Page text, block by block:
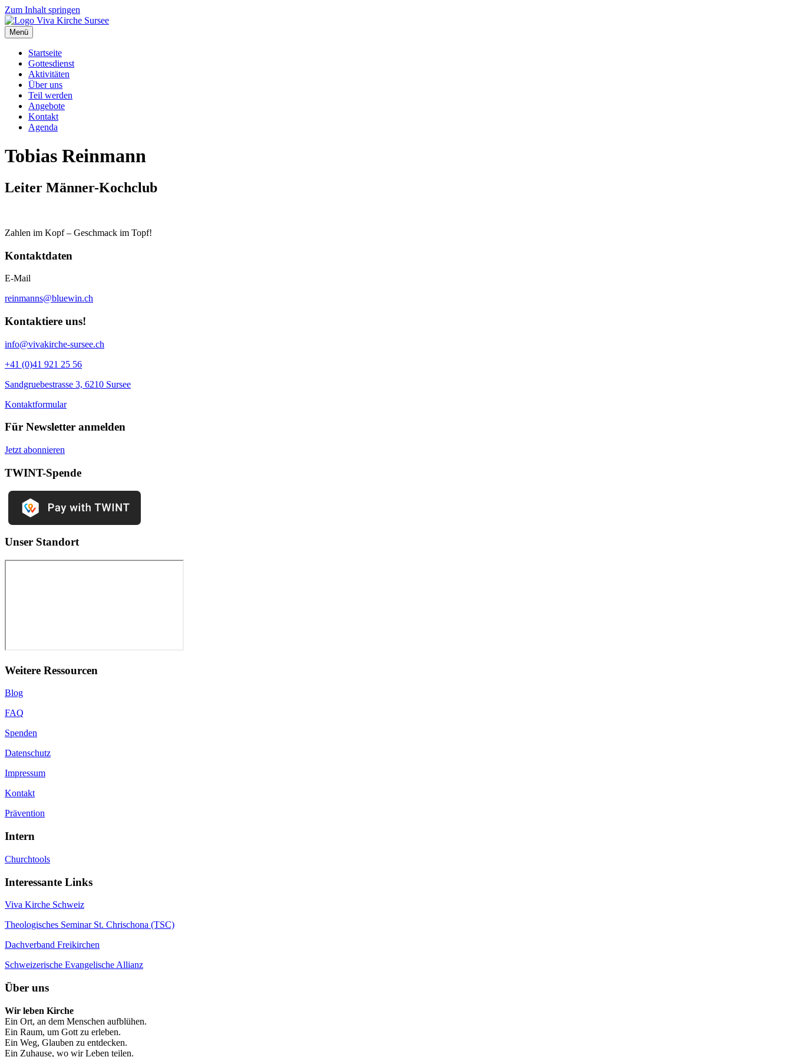
Zum Inhalt springen
Menü
Startseite
Gottesdienst
Aktivitäten
Über uns
Teil werden
Angebote
Kontakt
Agenda
Tobias Reinmann
Leiter Männer-Kochclub
Zahlen im Kopf – Geschmack im Topf!
Kontaktdaten
E-Mail
reinmanns@bluewin.ch
Kontaktiere uns!
info@vivakirche-sursee.ch
+41 (0)41 921 25 56
Sandgruebestrasse 3, 6210 Sursee
Kontaktformular
Für Newsletter anmelden
Jetzt abonnieren
TWINT-Spende
Unser Standort
Weitere Ressourcen
Blog
FAQ
Spenden
Datenschutz
Impressum
Kontakt
Prävention
Intern
Churchtools
Interessante Links
Viva Kirche Schweiz
Theologisches Seminar St. Chrischona (TSC)
Dachverband Freikirchen
Schweizerische Evangelische Allianz
Über uns
Wir leben Kirche
Ein Ort, an dem Menschen aufblühen.
Ein Raum, um Gott zu erleben.
Ein Weg, Glauben zu entdecken.
Ein Zuhause, wo wir Leben teilen.